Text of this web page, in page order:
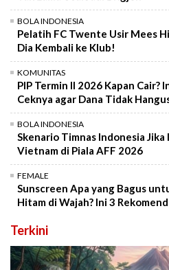
BOLA INDONESIA
Pelatih FC Twente Usir Mees
Dia Kembali ke Klub!
KOMUNITAS
PIP Termin II 2026 Kapan Cair?
Ceknya agar Dana Tidak
BOLA INDONESIA
Skenario Timnas Indonesia
Vietnam di Piala AFF 2026
FEMALE
Sunscreen Apa yang Bagus
Hitam di Wajah? Ini 3
Terkini